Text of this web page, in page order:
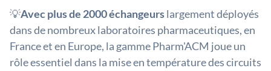
💡Avec plus de 2000 échangeurslargement déployés
dans de nombreux laboratoires pharmaceutiques, en
France et en Europe, la gamme Pharm'ACM joue un
rôle essentiel dans la mise en température des circuits